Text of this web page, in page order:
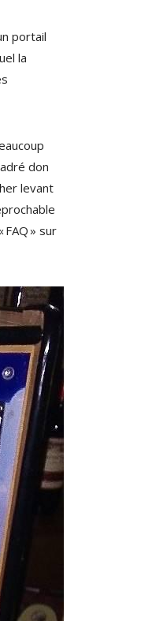
portail
la
don
levant
» sur